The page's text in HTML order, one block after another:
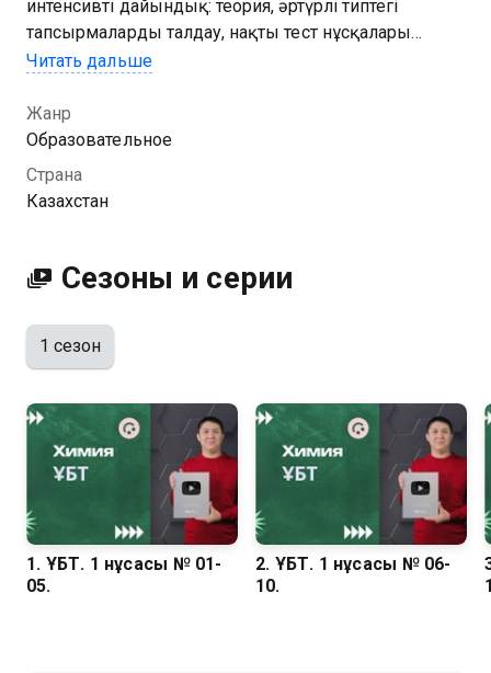
интенсивті дайындық: теория, әртүрлі типтегі
тапсырмаларды талдау, нақты тест нұсқалары
бойынша жаттығу. Оқушы түсінікті түсіндірмелерді,
орталығының сайтында қолжетімді
демонстрациялық тапсырмаларға қол жеткізуді
алады.
качестве на Казахтелеком
Читать дальше
Жанр
Образовательное
Страна
Казахстан
Сезоны и серии
1 сезон
1. ҰБТ. 1 нұсқасы № 01-
05.
2. ҰБТ. 1 нұсқасы № 06-
10.